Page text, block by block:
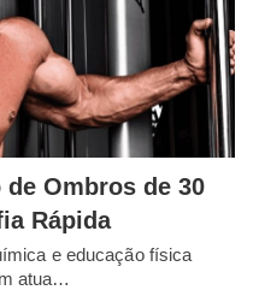
Ombros de 30
Rápida
e educação física
atua…